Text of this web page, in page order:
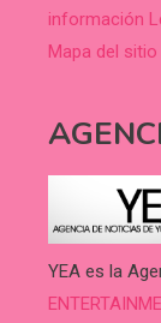
información
Mapa del sitio
YEA es la